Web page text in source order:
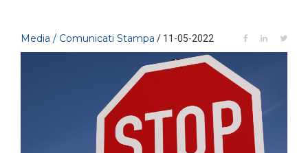
Media / Comunicati Stampa / 11-05-2022